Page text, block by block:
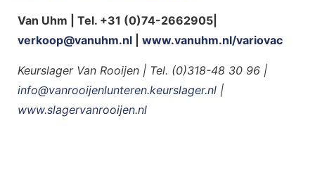
Van Uhm | Tel. +31 (0)74-2662905|
verkoop@vanuhm.nl
www.vanuhm.nl/variovac
Keurslager Van Rooijen | Tel. (0)318-48 30 96 |
info@vanrooijenlunteren.keurslager.nl |
www.slagervanrooijen.nl